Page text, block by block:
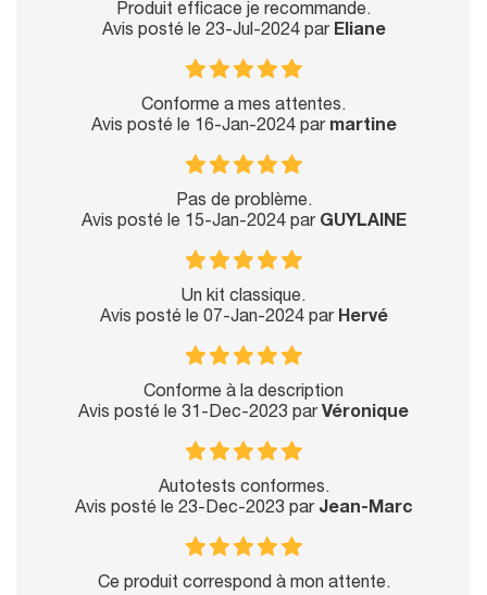
Produit efficace je recommande.
Avis posté le 23-Jul-2024 par Eliane
Conforme a mes attentes.
Avis posté le 16-Jan-2024 par martine
Pas de problème.
Avis posté le 15-Jan-2024 par GUYLAINE
Un kit classique.
Avis posté le 07-Jan-2024 par Hervé
Conforme à la description
Avis posté le 31-Dec-2023 par Véronique
Autotests conformes.
Avis posté le 23-Dec-2023 par Jean-Marc
Ce produit correspond à mon attente.